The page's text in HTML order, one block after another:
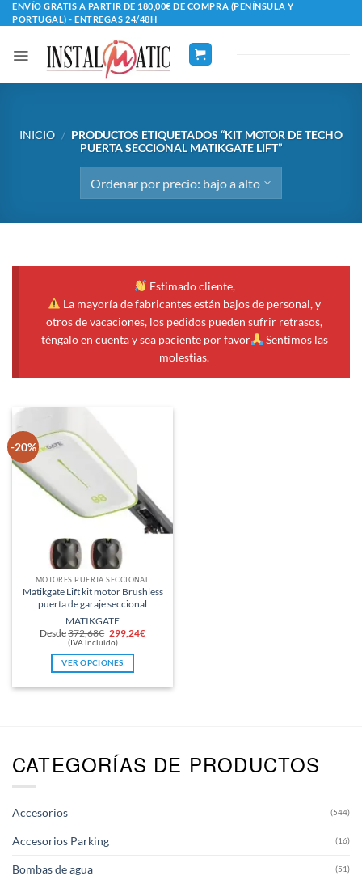
Saltar
al
contenido
ENVÍO GRATIS A PARTIR DE 180,00€ DE COMPRA (PENÍNSULA Y
PORTUGAL) - ENTREGAS 24/48H
INICIO / PRODUCTOS ETIQUETADOS “KIT MOTOR DE TECHO
PUERTA SECCIONAL MATIKGATE LIFT”
Estimado cliente,
La mayoría de fabricantes están bajos de personal, y
otros de vacaciones, los pedidos pueden sufrir retrasos,
téngalo en cuenta y sea paciente por favor
Sentimos las
molestias.
-20%
MOTORES PUERTA SECCIONAL
Matikgate Lift kit motor Brushless
puerta de garaje seccional
MATIKGATE
Desde372,68€ El
precio
original
era:
372,68€.
299,24€El
precio
(IVA incluido)
VER OPCIONES
Las
opciones
la
CATEGORÍAS DE PRODUCTOS
Accesorios (544)
Accesorios Parking (16)
Bombas de agua (51)